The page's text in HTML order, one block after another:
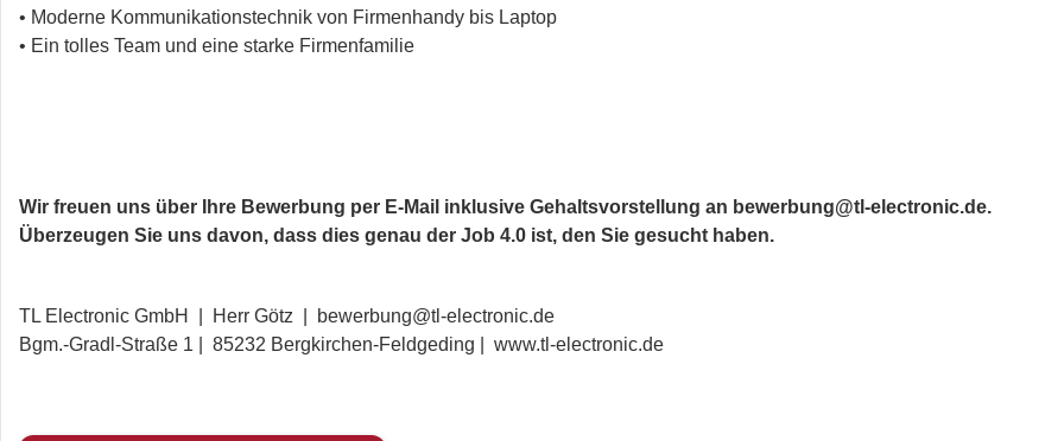
• Moderne Kommunikationstechnik von Firmenhandy bis Laptop
• Ein tolles Team und eine starke Firmenfamilie
Wir freuen uns über Ihre Bewerbung per E-Mail inklusive Gehaltsvorstellung an bewerbung@tl-electronic.de.
Überzeugen Sie uns davon, dass dies genau der Job 4.0 ist, den Sie gesucht haben.
TL Electronic GmbH | Herr Götz | bewerbung@tl-electronic.de
Bgm.-Gradl-Straße 1 | 85232 Bergkirchen-Feldgeding | www.tl-electronic.de